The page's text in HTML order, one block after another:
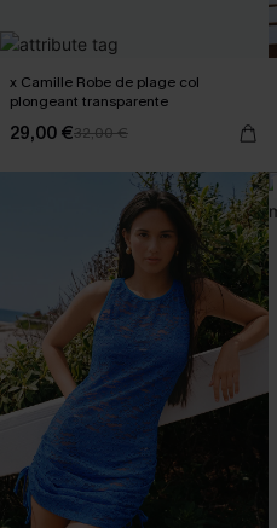
x Camille Robe de plage col
plongeant transparente
29,00 €32,00 €